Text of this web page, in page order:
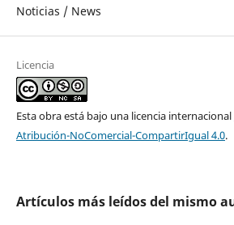
Noticias / News
Licencia
Esta obra está bajo una licencia internacional
Atribución-NoComercial-CompartirIgual 4.0.
Artículos más leídos del mismo